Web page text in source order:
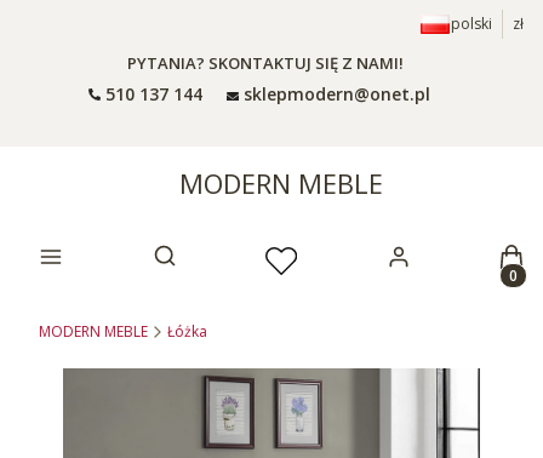
polski zł
PYTANIA? SKONTAKTUJ SIĘ Z NAMI!
510 137 144 sklepmodern@onet.pl
MODERN MEBLE
Otwórz wyszukiwarkę
MODERN MEBLE Łóżka